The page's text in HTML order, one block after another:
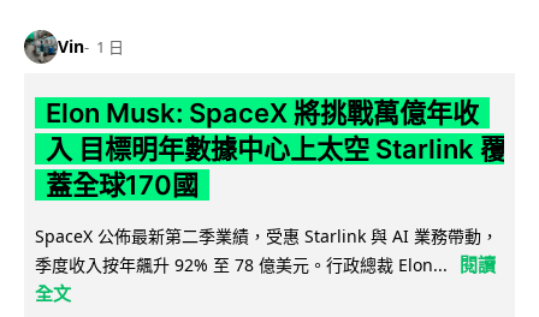
Vin 1 日
Elon Musk: SpaceX 將挑戰萬億年收
入 目標明年數據中心上太空 Starlink 覆
蓋全球170國
SpaceX 公佈最新第二季業績，受惠 Starlink 與 AI 業務帶動，
季度收入按年飆升 92% 至 78 億美元。行政總裁 Elon...
閱讀
全文